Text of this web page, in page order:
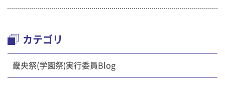
カテゴリ
畿央祭(学園祭)実行委員Blog